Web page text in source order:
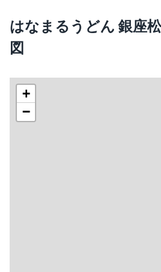
はなまるうどん 銀座
図
+
−